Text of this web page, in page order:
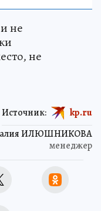
не
не
ИЛЮШНИКОВА
менеджер
Источник: kp.ru